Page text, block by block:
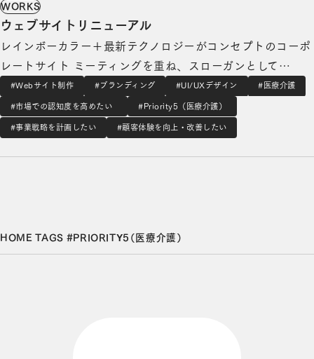
WORKS
ウェブサイトリニューアル
レインボーカラー＋最新テクノロジーがコンセプトのコーポ
レートサイト ミーティングを重ね、スローガンとして
「Make smile with TEC」をご提案。同社の多様性を受容す
る組織文化に合わせ、テーマカラーはレインボーに設定いた
しました。フロントエンドにおいては最新技術を投入。写真
#Webサイト制作 #ブランディング #UI/UXデザイン #医療介護
#市場での認知度を高めたい #Priority5（医療介護）
#事業戦略を計画したい #顧客体験を向上・改善したい
HOME TAGS #PRIORITY5（医療介護）